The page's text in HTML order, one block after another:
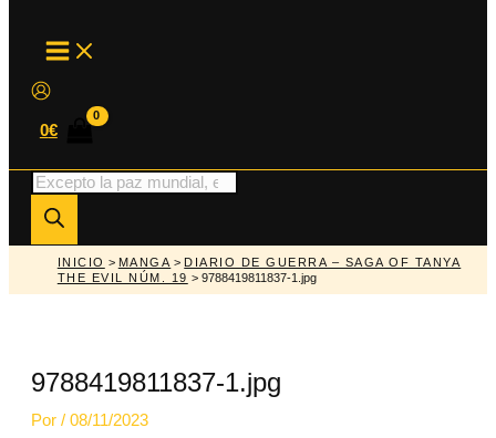
MAIN
MENU
0€
Búsqueda
de
productos
INICIO > MANGA > DIARIO DE GUERRA – SAGA OF TANYA
THE EVIL NÚM. 19 > 9788419811837-1.jpg
9788419811837-1.jpg
Por / 08/11/2023